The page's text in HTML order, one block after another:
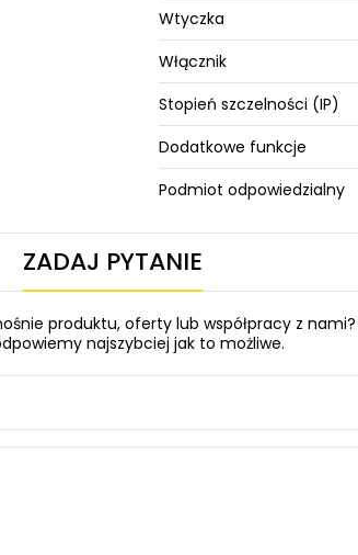
Wtyczka
Włącznik
Stopień szczelności (IP)
Dodatkowe funkcje
Podmiot odpowiedzialny
ZADAJ PYTANIE
produktu, oferty lub współpracy z nami?
najszybciej jak to możliwe.